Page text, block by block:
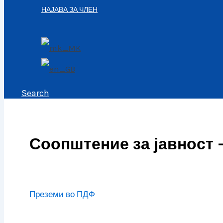
НАЈАВА ЗА ЧЛЕН
Search
Соопштение за јавност
Преземи во ПДФ